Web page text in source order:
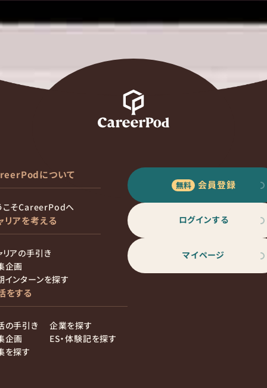
について
こそCareerPodへ
リアを考える
リアの手引き
企画
インターンを探す
をする
の手引き
企画
を探す
企業を探す
ES・体験記を探す
会員登録
ログインする
マイページ